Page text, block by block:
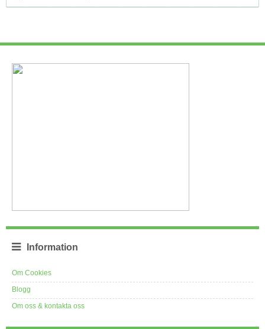
Information
Om Cookies
Blogg
Om oss & kontakta oss